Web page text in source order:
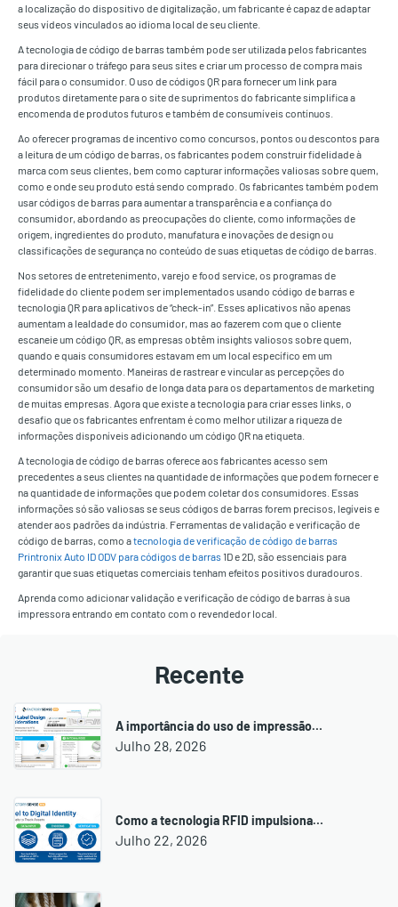
a localização do dispositivo de digitalização, um fabricante é capaz de adaptar
seus vídeos vinculados ao idioma local de seu cliente.
A tecnologia de código de barras também pode ser utilizada pelos fabricantes
para direcionar o tráfego para seus sites e criar um processo de compra mais
fácil para o consumidor. O uso de códigos QR para fornecer um link para
produtos diretamente para o site de suprimentos do fabricante simplifica a
encomenda de produtos futuros e também de consumíveis contínuos.
Ao oferecer programas de incentivo como concursos, pontos ou descontos para
a leitura de um código de barras, os fabricantes podem construir fidelidade à
marca com seus clientes, bem como capturar informações valiosas sobre quem,
como e onde seu produto está sendo comprado. Os fabricantes também podem
usar códigos de barras para aumentar a transparência e a confiança do
consumidor, abordando as preocupações do cliente, como informações de
origem, ingredientes do produto, manufatura e inovações de design ou
classificações de segurança no conteúdo de suas etiquetas de código de barras.
Nos setores de entretenimento, varejo e food service, os programas de
fidelidade do cliente podem ser implementados usando código de barras e
tecnologia QR para aplicativos de “check-in”. Esses aplicativos não apenas
aumentam a lealdade do consumidor, mas ao fazerem com que o cliente
escaneie um código QR, as empresas obtêm insights valiosos sobre quem,
quando e quais consumidores estavam em um local específico em um
determinado momento. Maneiras de rastrear e vincular as percepções do
consumidor são um desafio de longa data para os departamentos de marketing
de muitas empresas. Agora que existe a tecnologia para criar esses links, o
desafio que os fabricantes enfrentam é como melhor utilizar a riqueza de
informações disponíveis adicionando um código QR na etiqueta.
A tecnologia de código de barras oferece aos fabricantes acesso sem
precedentes a seus clientes na quantidade de informações que podem fornecer e
na quantidade de informações que podem coletar dos consumidores. Essas
informações só são valiosas se seus códigos de barras forem precisos, legíveis e
atender aos padrões da indústria. Ferramentas de validação e verificação de
código de barras, como atecnologia de verificação de código de barras
Printronix Auto ID ODV para códigos de barras 1D e 2D, são essenciais para
garantir que suas etiquetas comerciais tenham efeitos positivos duradouros.
Aprenda como adicionar validação e verificação de código de barras à sua
impressora entrando em contato com o revendedor local.
Recente
A importância do uso de impressão…
Julho 28, 2026
Como a tecnologia RFID impulsiona…
Julho 22, 2026